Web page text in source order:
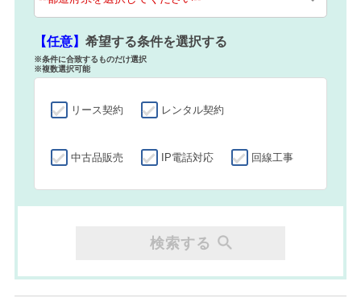
【任意】希望する条件を選択する
※条件に合致するものだけ選択
※複数選択可能
リース契約 レンタル契約
中古品販売 IP電話対応 回線工事
検索する